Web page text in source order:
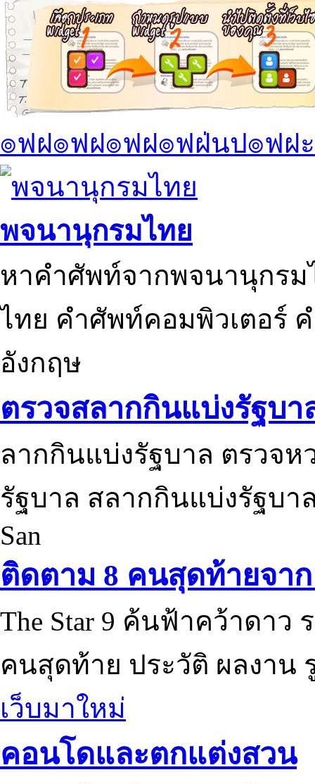
๏ฟฝ๏ฟฝ๏ฟฝ๏ฟฝ่นป๏ฟฝ
พจนานุกรมไทย
หาคำศัพท์จากพจนานุกรม
ไทย คำศัพท์คอมพิวเตอร์
อังกฤษ
ตรวจสลากกินแบ่งรัฐบา
ลากกินแบ่งรัฐบาล ตรวจ
รัฐบาล สลากกินแบ่งรัฐบา
San
ติดตาม 8 คนสุดท้ายจาก
The Star 9 ค้นฟ้าคว้าดาว
คนสุดท้าย ประวัติ ผลงาน
เว็บมาใหม่
คอนโดและตกแต่งสวน